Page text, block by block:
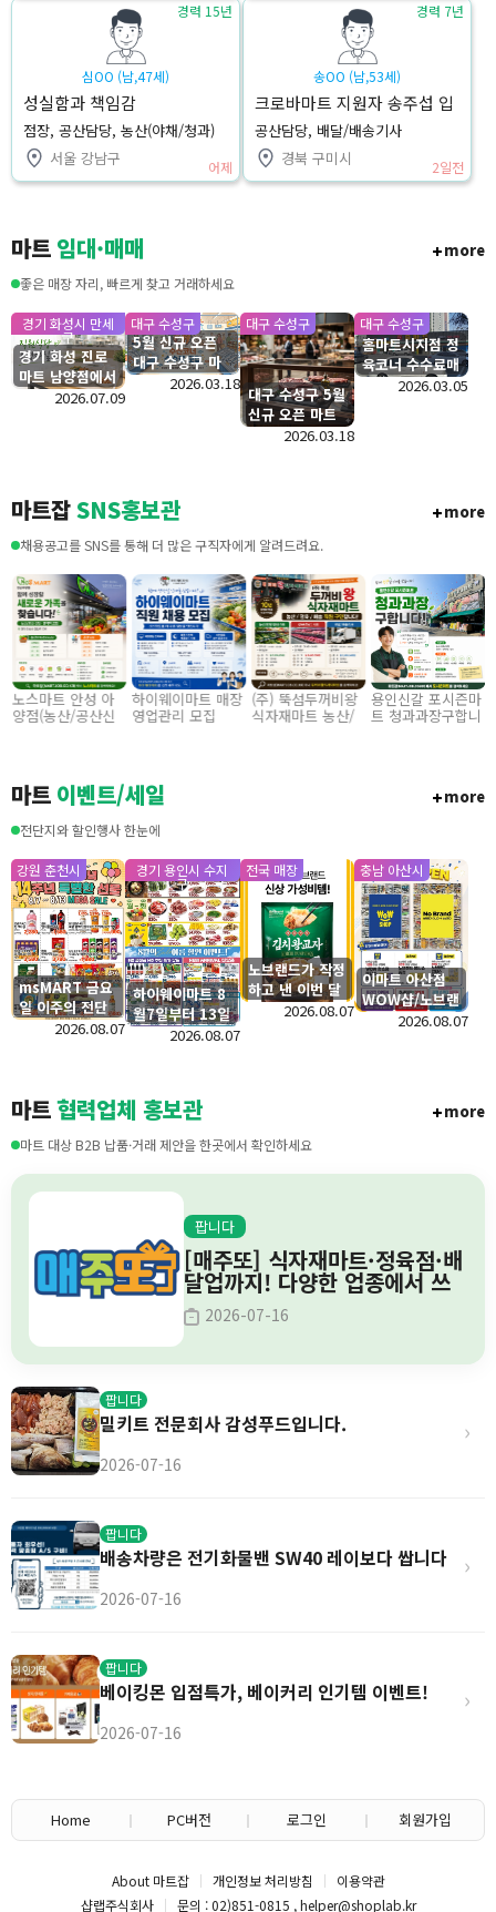
심OO (남,47세)
성실함과 책임감
점장, 공산담당, 농산(야채/청과)
서울 강남구
경력 15년
어제
송OO (남,53세)
크로바마트 지원자 송주섭 입
니다
공산담당, 배달/배송기사
경북 구미시
경력 7년
2일전
마트 임대·매매 more
좋은 매장 자리, 빠르게 찾고 거래하세요
경기 화성 진로
마트 남양점에서
직원식당 운영하
경기 화성시 만세
구
2026.07.09
5월 신규 오픈
대구 수성구 마
트 수산코너 수
대구 수성구
2026.03.18
대구 수성구 5월
신규 오픈 마트
정육코너 수수료
대구 수성구
2026.03.18
홈마트시지점 정
육코너 수수료매
장 입점모집
대구 수성구
2026.03.05
마트잡SNS홍보관 more
채용공고를 SNS를 통해 더 많은 구직자에게 알려드려요.
노스마트 안성 아
양점(농산/공산신
하이웨이마트 매장
영업관리 모집
(주) 뚝섬두꺼비왕
식자재마트 농산/
용인신갈 포시즌마
트 청과과장구합니
마트 이벤트/세일 more
전단지와 할인행사 한눈에
msMART 금요
일 이주의 전단
강원 춘천시
2026.08.07
하이웨이마트 8
월7일부터 13일
간의 전단세일
경기 용인시 수지
구
2026.08.07
노브랜드가 작정
하고 낸 이번 달
갓성비 신상 공
전국 매장
2026.08.07
이마트 아산점
WOW샵/노브랜
드 신규 OPEN
충남 아산시
2026.08.07
마트협력업체 홍보관 more
마트 대상 B2B 납품·거래 제안을 한곳에서 확인하세요
팝니다
[매주또] 식자재마트·정육점·배
달업까지! 다양한 업종에서 쓰
는 이벤트 솔루션
2026-07-16
팝니다
밀키트 전문회사 감성푸드입니다.
2026-07-16
›
팝니다
배송차량은 전기화물밴 SW40 레이보다 쌉니다
2026-07-16
›
팝니다
베이킹몬 입점특가, 베이커리 인기템 이벤트!
2026-07-16
›
Home PC버전 로그인 회원가입
About 마트잡 개인정보 처리방침
이용약관
샵랩주식회사
문의 : 02)851-0815 , helper@shoplab.kr